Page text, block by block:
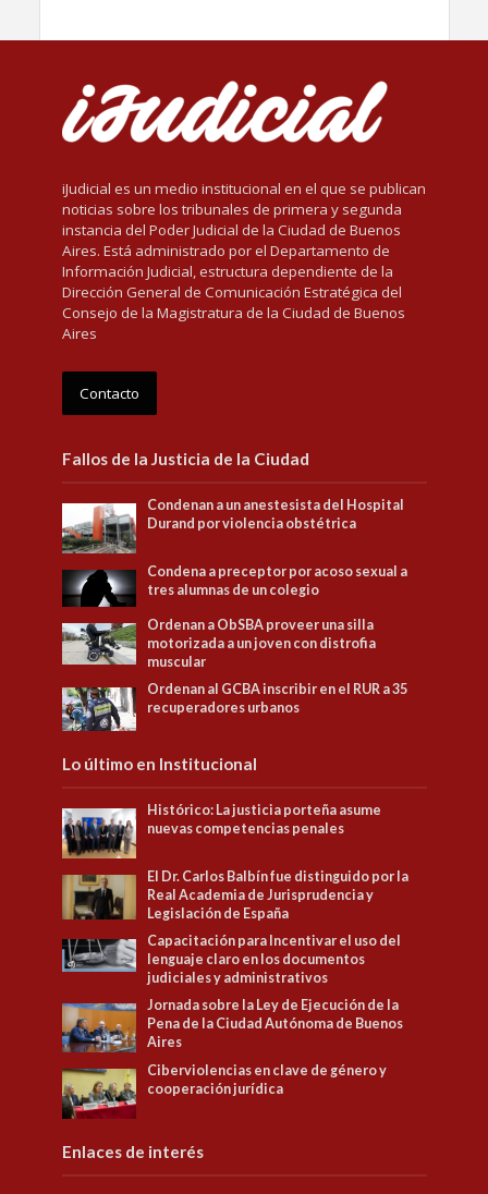
iJudicial es un medio institucional en el que se publican
noticias sobre los tribunales de primera y segunda
instancia del Poder Judicial de la Ciudad de Buenos
Aires. Está administrado por el Departamento de
Información Judicial, estructura dependiente de la
Dirección General de Comunicación Estratégica del
Consejo de la Magistratura de la Ciudad de Buenos
Aires
Contacto
Fallos de la Justicia de la Ciudad
Condenan a un anestesista del Hospital
Durand por violencia obstétrica
Condena a preceptor por acoso sexual a
tres alumnas de un colegio
Ordenan a ObSBA proveer una silla
motorizada a un joven con distrofia
muscular
Ordenan al GCBA inscribir en el RUR a 35
recuperadores urbanos
Lo último en Institucional
Histórico: La justicia porteña asume
nuevas competencias penales
El Dr. Carlos Balbín fue distinguido por la
Real Academia de Jurisprudencia y
Legislación de España
Capacitación para Incentivar el uso del
lenguaje claro en los documentos
judiciales y administrativos
Jornada sobre la Ley de Ejecución de la
Pena de la Ciudad Autónoma de Buenos
Aires
Ciberviolencias en clave de género y
cooperación jurídica
Enlaces de interés